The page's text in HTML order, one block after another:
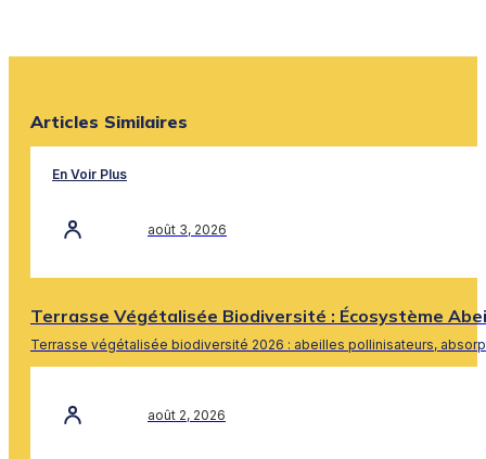
Articles Similaires
En Voir Plus
août 3, 2026
Terrasse Végétalisée Biodiversité : Écosystème
Terrasse végétalisée biodiversité 2026 : abeilles pollinisateurs,
août 2, 2026